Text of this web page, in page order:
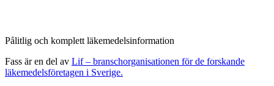
Pålitlig och komplett läkemedelsinformation
Fass är en del av Lif – branschorganisationen för de forskande
läkemedelsföretagen i Sverige.